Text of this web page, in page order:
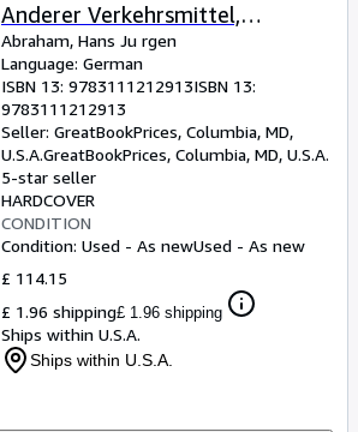
Anderer Verkehrsmittel,
Vornehmlich D.
Binnenschiffahrts- U. Luftrecht -
Language: german
Abraham, Hans Ju rgen
Language: German
ISBN 13: 9783111212913ISBN 13:
9783111212913
Seller: GreatBookPrices, Columbia, MD,
U.S.A.GreatBookPrices, Columbia, MD, U.S.A.
5-star seller
HARDCOVER
CONDITION
Condition: Used - As newUsed - As new
£ 114.15
£ 1.96 shipping£ 1.96 shipping
Ships within U.S.A.
Ships within U.S.A.